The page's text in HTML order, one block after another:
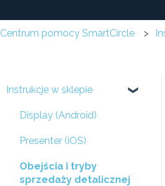
Centrum pomocy SmartCircle
Instrukcje w sklepie
Display (Android)
Presenter (iOS)
Obejścia i tryby
sprzedaży detalicznej